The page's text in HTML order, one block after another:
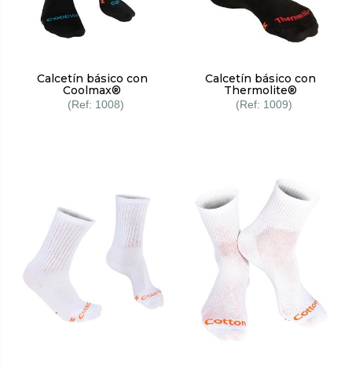
Calcetín básico con
Coolmax®
1008
Calcetín básico con
Thermolite®
1009